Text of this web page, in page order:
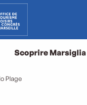
Scoprire Marsiglia
Plage